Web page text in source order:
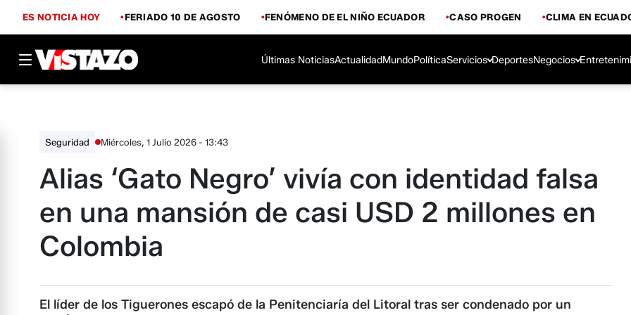
ES NOTICIA HOY FERIADO 10 DE AGOSTO FENÓMENO DE EL NIÑO ECUADOR CASO PROGEN CLIMA EN
Últimas NoticiasActualidadMundoPolíticaServicios DeportesNegocios
Seguridad Miércoles, 1 Julio 2026 - 13:43
Alias ‘Gato Negro’ vivía con identidad falsa
en una mansión de casi USD 2 millones en
Colombia
El líder de los Tiguerones escapó de la Penitenciaría del Litoral tras ser condenado por un